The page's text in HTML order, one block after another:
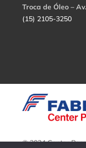
Troca de Óleo –
(15) 2105-3250
© 2024 Center